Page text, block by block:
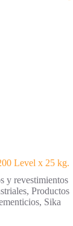
Level x 25 kg.
y revestimientos
, Productos
, Sika